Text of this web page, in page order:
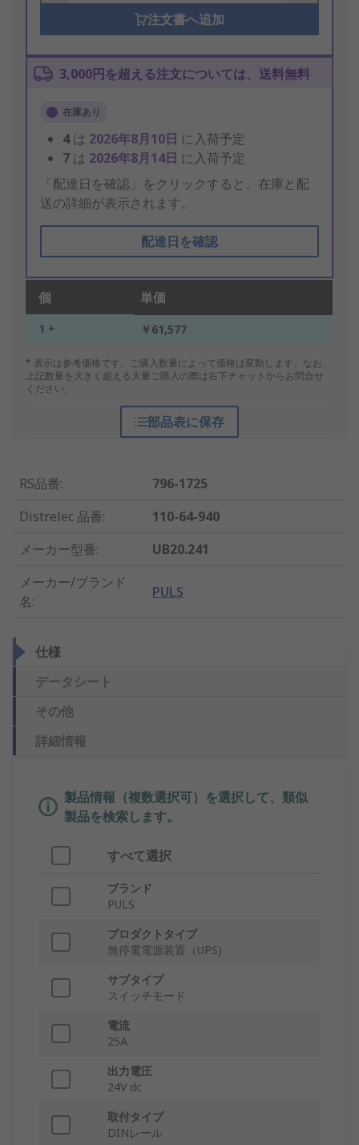
注文書へ追加
3,000円を超える注文については、送料無料
在庫あり
4は 2026年8月10日 に入荷予定
7 は 2026年8月14日 に入荷予定
「配達日を確認」をクリックすると、在庫と配
送の詳細が表示されます。
配達日を確認
個 単価
1 + ￥61,577
* 表示は参考価格です。ご購入数量によって価格は変動します。なお、
上記数量を大きく超える大量ご購入の際は右下チャットからお問合せ
ください。
部品表に保存
RS品番:
796-1725
Distrelec 品番:
110-64-940
メーカー型番:
UB20.241
メーカー/ブランド
名:
PULS
仕様
データシート
その他
詳細情報
製品情報（複数選択可）を選択して、類似
製品を検索します。
すべて選択
ブランド
PULS
プロダクトタイプ
無停電電源装置（UPS)
サブタイプ
スイッチモード
電流
25A
出力電圧
24V dc
取付タイプ
DINレール